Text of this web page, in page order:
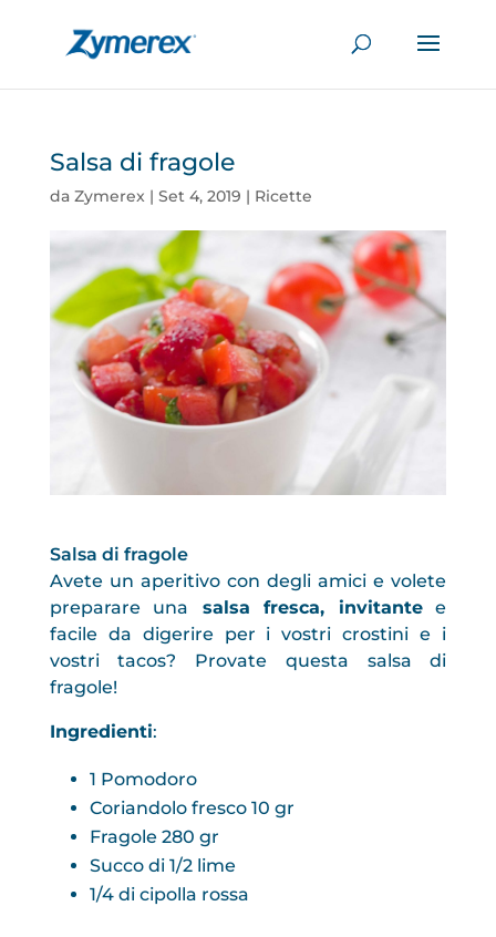
Salsa di fragole
da Zymerex| Set 4, 2019 | Ricette
Salsa di fragole
Avete un aperitivo con degli amici e volete
preparare una salsa fresca, invitantee
facile da digerire per i vostri crostini e i
vostri tacos? Provate questa salsa di
fragole!
Ingredienti:
1 Pomodoro
Coriandolo fresco 10 gr
Fragole 280 gr
Succo di 1/2 lime
1/4 di cipolla rossa